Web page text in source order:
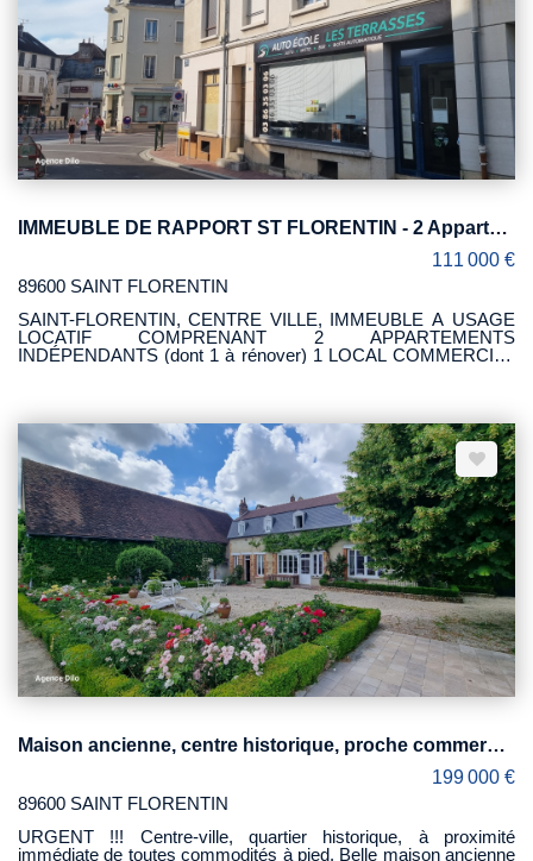
IMMEUBLE DE RAPPORT ST FLORENTIN - 2 Apparts, 1 Local commercial
111 000 €
89600 SAINT FLORENTIN
SAINT-FLORENTIN, CENTRE VILLE, IMMEUBLE A USAGE
LOCATIF COMPRENANT 2 APPARTEMENTS
INDÉPENDANTS (dont 1 à rénover) 1 LOCAL COMMERCIAL
Maison ancienne, centre historique, proche commerces
199 000 €
89600 SAINT FLORENTIN
URGENT !!! Centre-ville, quartier historique, à proximité
immédiate de toutes commodités à pied. Belle maison ancienne